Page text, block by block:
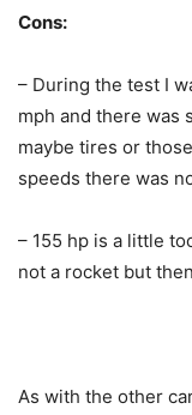
Cons:
– During the test I
mph and there was
maybe tires or
speeds there was
– 155 hp is a little
not a rocket but
As with the other